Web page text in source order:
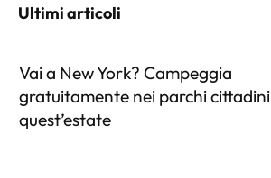
Ultimi articoli
Vai a New York? Campeggia
gratuitamente nei parchi cittadini
quest’estate